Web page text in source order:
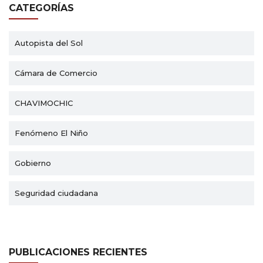
CATEGORÍAS
Autopista del Sol
Cámara de Comercio
CHAVIMOCHIC
Fenómeno El Niño
Gobierno
Seguridad ciudadana
PUBLICACIONES RECIENTES